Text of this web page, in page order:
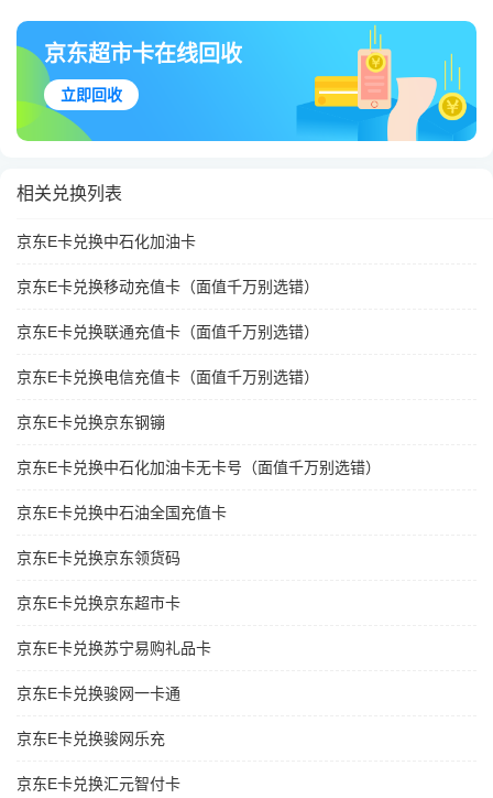
京东超市卡在线回收
立即回收
相关兑换列表
京东E卡兑换中石化加油卡
京东E卡兑换移动充值卡（面值千万别选错）
京东E卡兑换联通充值卡（面值千万别选错）
京东E卡兑换电信充值卡（面值千万别选错）
京东E卡兑换京东钢镚
京东E卡兑换中石化加油卡无卡号（面值千万别选错）
京东E卡兑换中石油全国充值卡
京东E卡兑换京东领货码
京东E卡兑换京东超市卡
京东E卡兑换苏宁易购礼品卡
京东E卡兑换骏网一卡通
京东E卡兑换骏网乐充
京东E卡兑换汇元智付卡